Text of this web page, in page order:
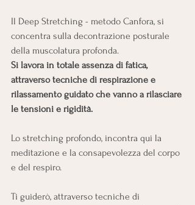
Il Deep Stretching - metodo Canfora, si
concentra sulla decontrazione posturale
della muscolatura profonda.
Si lavora in totale assenza di fatica,
attraverso tecniche di respirazione e
rilassamento guidato che vanno a rilasciare
le tensioni e rigidità.
Lo stretching profondo, incontra qui la
meditazione e la consapevolezza del corpo
e del respiro.
Ti guiderò, attraverso tecniche di